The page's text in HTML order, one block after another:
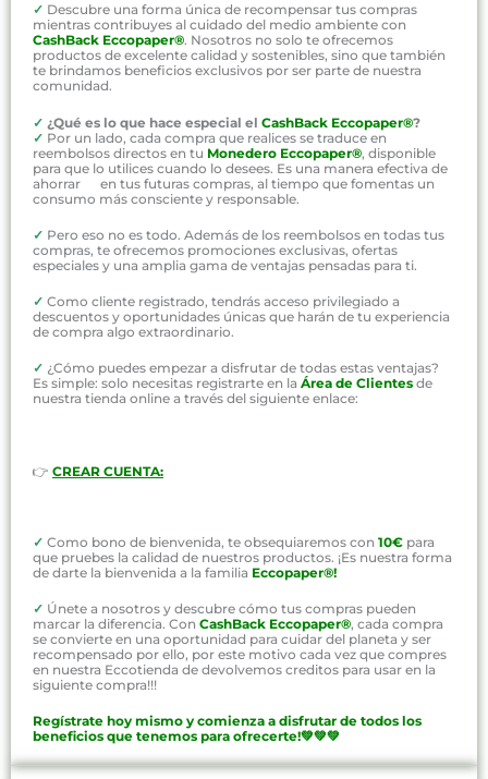
✓ Descubre una forma única de recompensar tus compras
mientras contribuyes al cuidado del medio ambiente con
CashBack Eccopaper®. Nosotros no solo te ofrecemos
productos de excelente calidad y sostenibles, sino que también
te brindamos beneficios exclusivos por ser parte de nuestra
comunidad.
✓ ¿Qué es lo que hace especial el CashBack Eccopaper®?
✓ Por un lado, cada compra que realices se traduce en
reembolsos directos en tu Monedero Eccopaper®, disponible
para que lo utilices cuando lo desees. Es una manera efectiva de
ahorrar en tus futuras compras, al tiempo que fomentas un
consumo más consciente y responsable.
✓ Pero eso no es todo. Además de los reembolsos en todas tus
compras, te ofrecemos promociones exclusivas, ofertas
especiales y una amplia gama de ventajas pensadas para ti.
✓ Como cliente registrado, tendrás acceso privilegiado a
descuentos y oportunidades únicas que harán de tu experiencia
de compra algo extraordinario.
✓ ¿Cómo puedes empezar a disfrutar de todas estas ventajas?
Es simple: solo necesitas registrarte en la Área de Clientes de
nuestra tienda online a través del siguiente enlace:
👉 CREAR CUENTA:
✓ Como bono de bienvenida, te obsequiaremos con 10€ para
que pruebes la calidad de nuestros productos. ¡Es nuestra forma
de darte la bienvenida a la familia Eccopaper®!
✓ Únete a nosotros y descubre cómo tus compras pueden
marcar la diferencia. Con CashBack Eccopaper®, cada compra
se convierte en una oportunidad para cuidar del planeta y ser
recompensado por ello, por este motivo cada vez que compres
en nuestra Eccotienda de devolvemos creditos para usar en la
siguiente compra!!!
Regístrate hoy mismo y comienza a disfrutar de todos los
beneficios que tenemos para ofrecerte!💚💚💚